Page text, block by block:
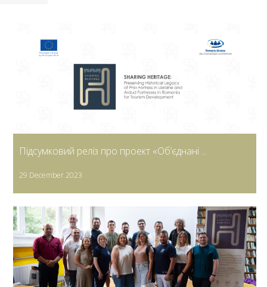
Підсумковий реліз про проект «Об’єднані ...
29 December 2023